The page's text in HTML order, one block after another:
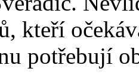
kteří
potřebují